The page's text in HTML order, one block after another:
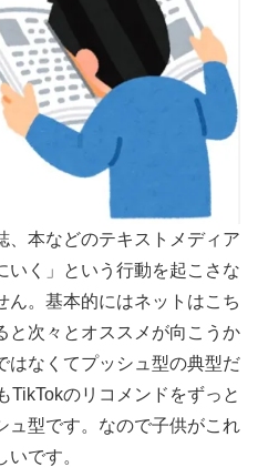
、本などのテキストメディア
いく」という行動を起こさな
ん。基本的にはネットはこち
と次々とオススメが向こうか
はなくてプッシュ型の典型だ
TikTokのリコメンドをずっと
ュ型です。なので子供がこれ
です。